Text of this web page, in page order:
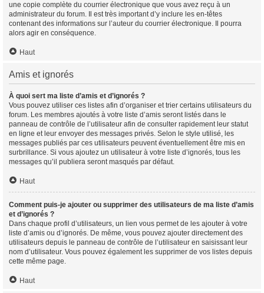
une copie complète du courrier électronique que vous avez reçu à un
administrateur du forum. Il est très important d’y inclure les en-têtes
contenant des informations sur l’auteur du courrier électronique. Il pourra
alors agir en conséquence.
Haut
Amis et ignorés
À quoi sert ma liste d’amis et d’ignorés ?
Vous pouvez utiliser ces listes afin d’organiser et trier certains utilisateurs du
forum. Les membres ajoutés à votre liste d’amis seront listés dans le
panneau de contrôle de l’utilisateur afin de consulter rapidement leur statut
en ligne et leur envoyer des messages privés. Selon le style utilisé, les
messages publiés par ces utilisateurs peuvent éventuellement être mis en
surbrillance. Si vous ajoutez un utilisateur à votre liste d’ignorés, tous les
messages qu’il publiera seront masqués par défaut.
Haut
Comment puis-je ajouter ou supprimer des utilisateurs de ma liste d’amis
et d’ignorés ?
Dans chaque profil d’utilisateurs, un lien vous permet de les ajouter à votre
liste d’amis ou d’ignorés. De même, vous pouvez ajouter directement des
utilisateurs depuis le panneau de contrôle de l’utilisateur en saisissant leur
nom d’utilisateur. Vous pouvez également les supprimer de vos listes depuis
cette même page.
Haut